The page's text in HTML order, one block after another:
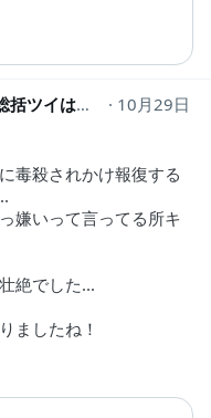
KP@アニメ垢【Ba.】感想総括ツイはネタバレ
10月29日
毒殺されかけ報復する
嫌いって言ってる所キ
絶でした...
ましたね！